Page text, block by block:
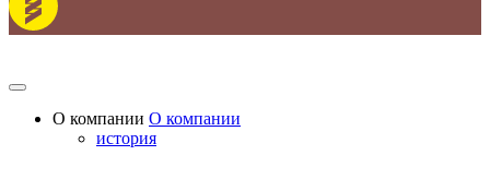
О компании О компании
история